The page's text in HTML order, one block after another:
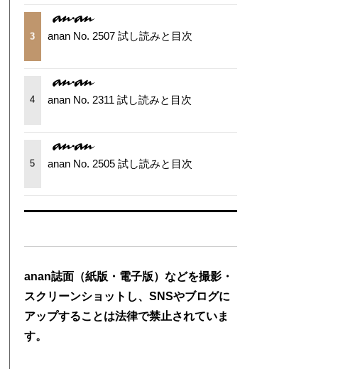
3 anan No. 2507 試し読みと目次
4 anan No. 2311 試し読みと目次
5 anan No. 2505 試し読みと目次
anan誌面（紙版・電子版）などを撮影・
スクリーンショットし、SNSやブログに
アップすることは法律で禁止されていま
す。